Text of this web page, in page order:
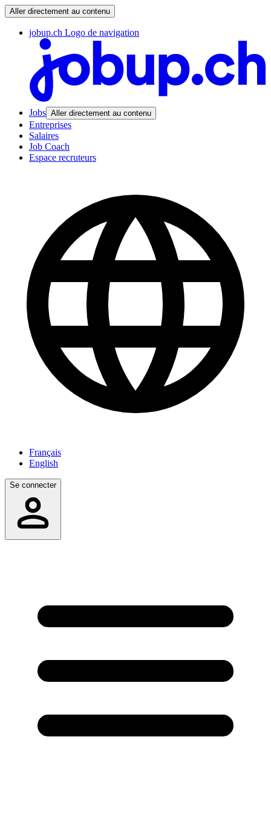
Aller directement au contenu
jobup.ch Logo de navigation
Jobs Aller directement au contenu
Entreprises
Salaires
Job Coach
Espace recruteurs
Français
English
Se connecter